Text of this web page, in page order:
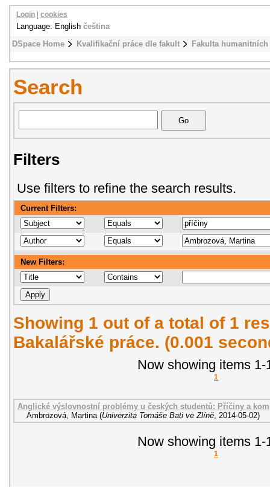
DSpace Home Kvalifikační práce dle fakult Fakulta
Login cookies
Language: English čeština
Search
Filters
Use filters to refine the search results.
Current Filters:
New Filters:
Showing 1 out of a total of 1
Bakalářské práce. (0.001
Now showing items 1-
1
Anglické výslovnostní problémy u českých studentů: Příčiny a
Ambrozová, Martina (Univerzita Tomáše Bati ve Zlíně, 2014-05-02)
Now showing items 1-
1